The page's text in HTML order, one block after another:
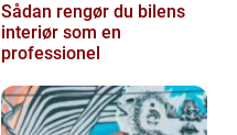
Sådan rengør du bilens
interiør som en
professionel